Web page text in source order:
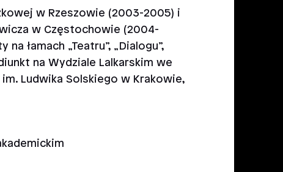
w Rzeszowie (2003-2005) i
w Częstochowie (2004-
łamach „Teatru”, „Dialogu”,
na Wydziale Lalkarskim we
Ludwika Solskiego w Krakowie,